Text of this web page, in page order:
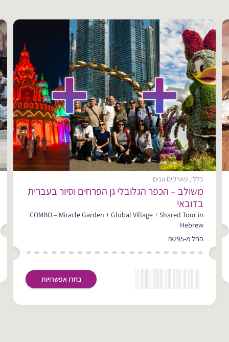
מופעים ואמנויות
10 אטרקציות
כללי, פארקים וגנים
משולב – הכפר הגלובלי גן הפרחים וסיור בעברית
בדובאי
COMBO – Miracle Garden + Global Village + Shared Tour in
Hebrew
החל מ-₪295
בחרו אפשרויות